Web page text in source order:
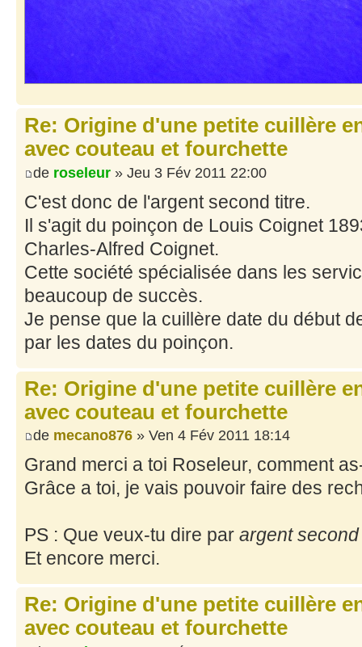
Re: Origine d'une petite cuillère
avec couteau et fourchette
de roseleur » Jeu 3 Fév 2011 22:00
C'est donc de l'argent second titre.
Il s'agit du poinçon de Louis Coignet
Charles-Alfred Coignet.
Cette société spécialisée dans les
beaucoup de succès.
Je pense que la cuillère date du début
par les dates du poinçon.
Re: Origine d'une petite cuillère
avec couteau et fourchette
de mecano876 » Ven 4 Fév 2011 18:14
Grand merci a toi Roseleur, comment
Grâce a toi, je vais pouvoir faire des
PS : Que veux-tu dire par argent
Et encore merci.
Re: Origine d'une petite cuillère
avec couteau et fourchette